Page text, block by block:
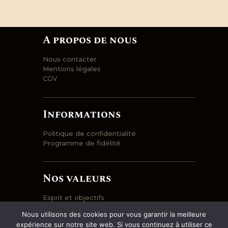
prix :
146,30 €
Les
sur
page
produit
A propos de nous
Nous contacter
Mentions légales
CGV
Informations
Politique de confidentialité
Programme de fidélité
Nos valeurs
Esprit et objectifs
Prix et qualité
Nous utilisons des cookies pour vous garantir la meilleure
expérience sur notre site web. Si vous continuez à utiliser ce